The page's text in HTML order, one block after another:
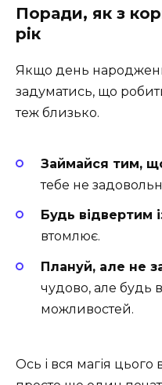
Поради, як з
рік
Якщо день
задуматись, що
теж близько.
Займайся тим,
тебе не
Будь відвертим
втомлює.
Плануй, але не
чудово, але будь
можливостей.
Ось і вся магія цього